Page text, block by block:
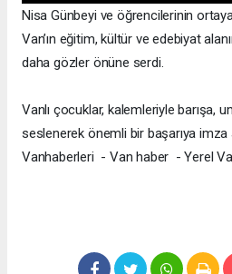
Nisa Günbeyi ve öğrencilerinin
Van’ın eğitim, kültür ve edebiyat
daha gözler önüne serdi.
Vanlı çocuklar, kalemleriyle barışa,
seslenerek önemli bir başarıya imza
Vanhaberleri - Van haber - Yerel